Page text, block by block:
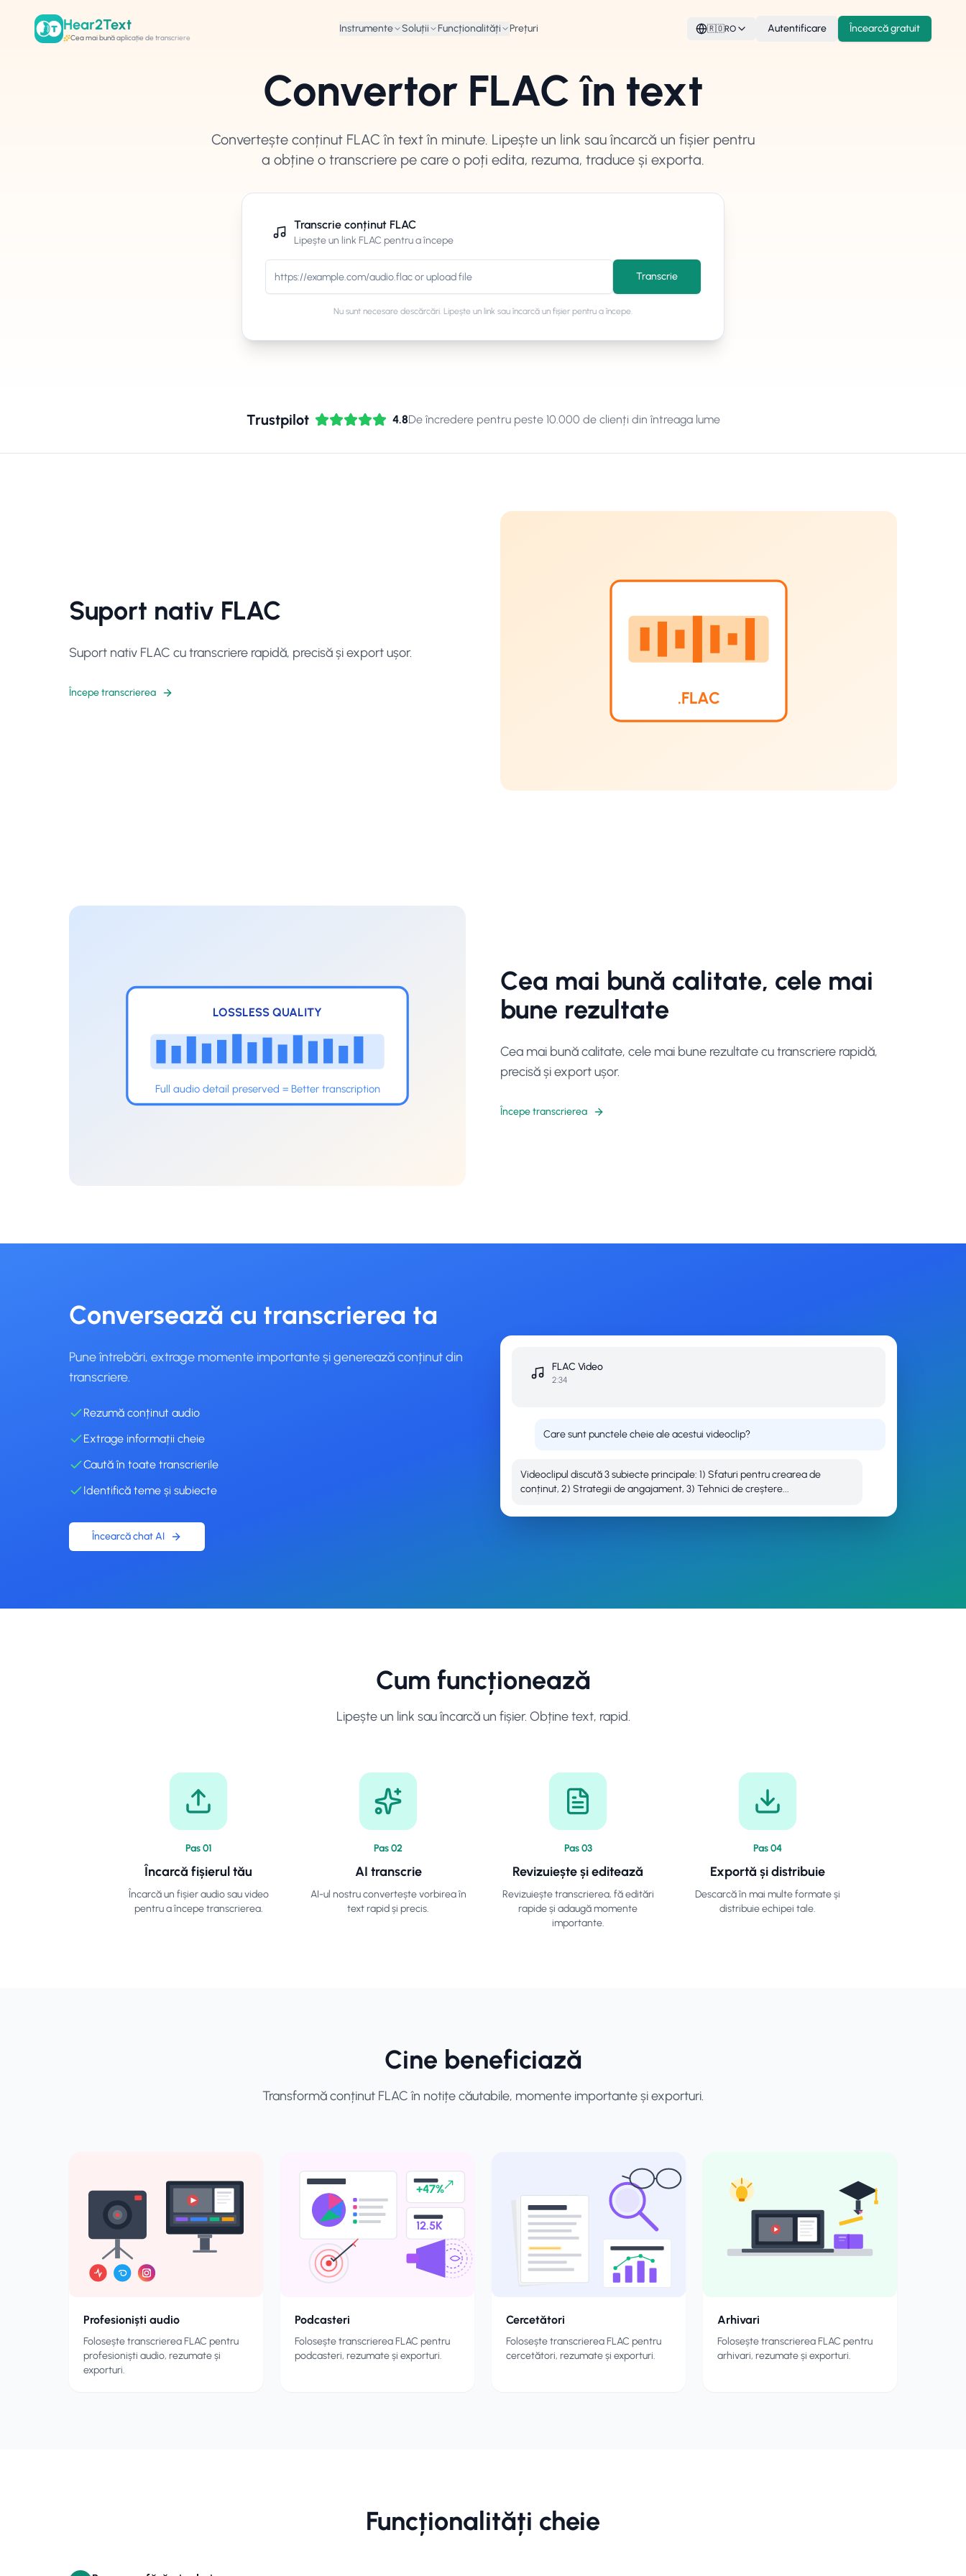
Hear2Text
Cea mai bună aplicație de transcriere
Instrumente Soluții Funcționalități Prețuri 🇷🇴RO Autentificare Încearcă gratuit
Convertor FLAC în text
Convertește conținut FLAC în text în minute. Lipește un link sau încarcă un fișier pentru
a obține o transcriere pe care o poți edita, rezuma, traduce și exporta.
Transcrie conținut FLAC
Lipește un link FLAC pentru a începe
Transcrie
Nu sunt necesare descărcări. Lipește un link sau încarcă un fișier pentru a începe.
Trustpilot 4.8De încredere pentru peste 10.000 de clienți din întreaga lume
Suport nativ FLAC
Suport nativ FLAC cu transcriere rapidă, precisă și export ușor.
Începe transcrierea .FLAC
Cea mai bună calitate, cele mai
bune rezultate
Cea mai bună calitate, cele mai bune rezultate cu transcriere rapidă,
precisă și export ușor.
Începe transcrierea
LOSSLESS QUALITY
Full audio detail preserved = Better transcription
Conversează cu transcrierea ta
Pune întrebări, extrage momente importante și generează conținut din
transcriere.
Rezumă conținut audio
Extrage informații cheie
Caută în toate transcrierile
Identifică teme și subiecte
Încearcă chat AI
FLAC Video
2:34
Care sunt punctele cheie ale acestui videoclip?
Videoclipul discută 3 subiecte principale: 1) Sfaturi pentru crearea de
conținut, 2) Strategii de angajament, 3) Tehnici de creștere...
Cum funcționează
Lipește un link sau încarcă un fișier. Obține text, rapid.
Pas01
Încarcă fișierul tău
Încarcă un fișier audio sau video
pentru a începe transcrierea.
Pas02
AI transcrie
AI-ul nostru convertește vorbirea în
text rapid și precis.
Pas03
Revizuiește și editează
Revizuiește transcrierea, fă editări
rapide și adaugă momente
importante.
Pas04
Exportă și distribuie
Descarcă în mai multe formate și
distribuie echipei tale.
Cine beneficiază
Transformă conținut FLAC în notițe căutabile, momente importante și exporturi.
Profesioniști audio
Folosește transcrierea FLAC pentru
profesioniști audio, rezumate și
exporturi.
+47%
12.5K
Podcasteri
Folosește transcrierea FLAC pentru
podcasteri, rezumate și exporturi.
Cercetători
Folosește transcrierea FLAC pentru
cercetători, rezumate și exporturi.
Arhivari
Folosește transcrierea FLAC pentru
arhivari, rezumate și exporturi.
Funcționalități cheie